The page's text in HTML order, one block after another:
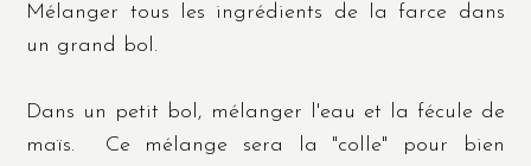
Mélanger tous les ingrédients de la farce dans
un grand bol.
Dans un petit bol, mélanger l'eau et la fécule de
maïs. Ce mélange sera la "colle" pour bien